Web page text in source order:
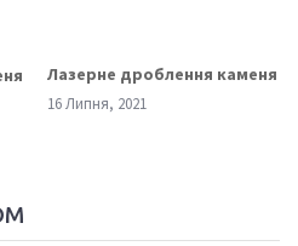
Лазерне дроблення каменя
16 Липня, 2021